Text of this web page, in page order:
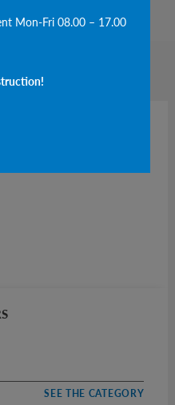
Mon-Fri 08.00 – 17.00
SEE THE CATEGORY